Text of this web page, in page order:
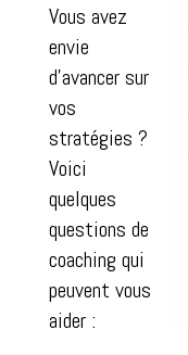
Vous avez
envie
d’avancer sur
vos
stratégies ?
Voici
quelques
questions de
coaching qui
peuvent vous
aider :